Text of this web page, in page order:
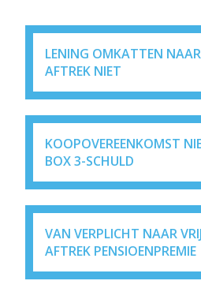
LENING OMKATTEN
AFTREK NIET
KOOPOVEREENKOMST
BOX 3-SCHULD
VAN VERPLICHT NAAR
AFTREK PENSIOENPREMIE